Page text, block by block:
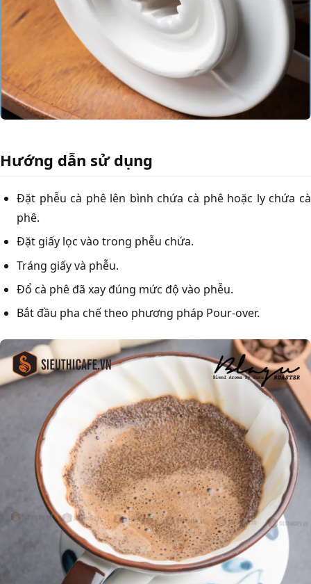
Hướng dẫn sử dụng
Đặt phễu cà phê lên bình chứa cà phê hoặc ly chứa cà
phê.
Đặt giấy lọc vào trong phễu chứa.
Tráng giấy và phễu.
Đổ cà phê đã xay đúng mức độ vào phễu.
Bắt đầu pha chế theo phương pháp Pour-over.